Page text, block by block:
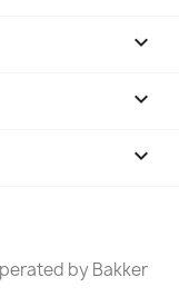


keyboard_arrow_down
by Bakker